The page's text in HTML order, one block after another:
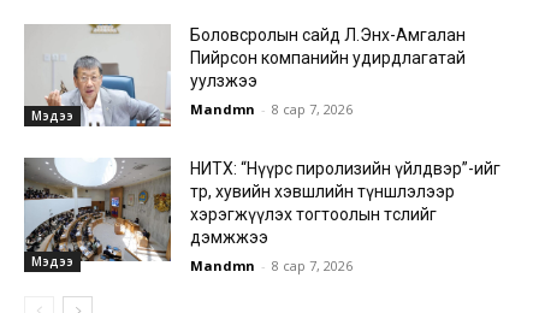
Мэдээ
Боловсролын сайд Л.Энх-Амгалан
Пийрсон компанийн удирдлагатай
уулзжээ
Mandmn - 8 сар 7, 2026
Мэдээ
НИТХ: “Нүүрс пиролизийн үйлдвэр”-ийг
төр, хувийн хэвшлийн түншлэлээр
хэрэгжүүлэх тогтоолын төслийг
дэмжжээ
Mandmn - 8 сар 7, 2026